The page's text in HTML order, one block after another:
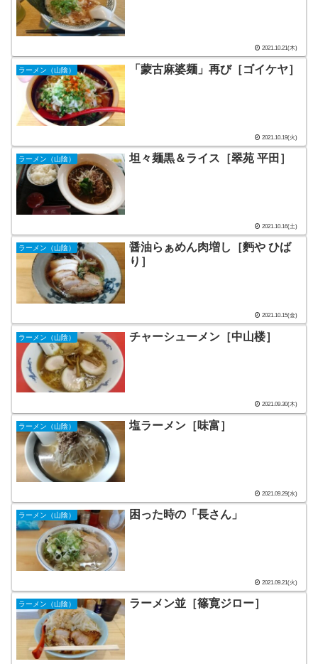
2021.10.21(木)
ラーメン（山陰） 「蒙古麻婆麺」再び［ゴイケヤ］
2021.10.19(火)
ラーメン（山陰） 坦々麺黒＆ライス［翠苑 平田］
2021.10.16(土)
ラーメン（山陰）
醤油らぁめん肉増し［麪や ひば
り］
2021.10.15(金)
ラーメン（山陰） チャーシューメン［中山楼］
2021.09.30(木)
ラーメン（山陰） 塩ラーメン［味富］
2021.09.29(水)
ラーメン（山陰） 困った時の「長さん」
2021.09.21(火)
ラーメン（山陰） ラーメン並［篠寛ジロー］